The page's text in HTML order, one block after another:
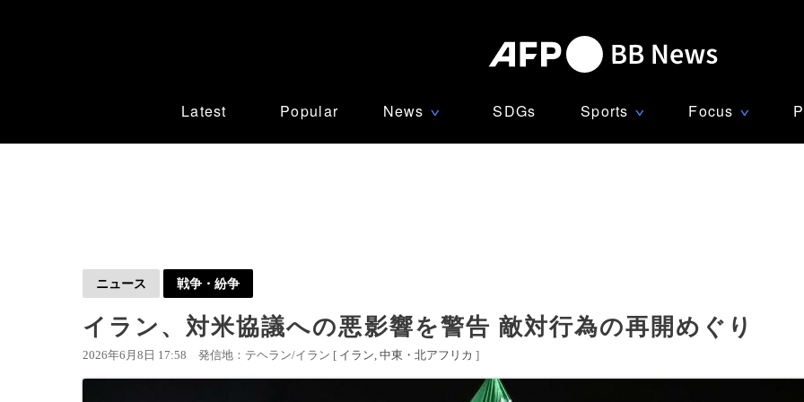
Latest Popular News ∨ SDGs Sports ∨ Focus ∨
ニュース 戦争・紛争
イラン、対米協議への悪影響を警告 敵対行為の再開めぐり
2026年6月8日 17:58 発信地：テヘラン/イラン [ イラン 中東・北アフリカ ]